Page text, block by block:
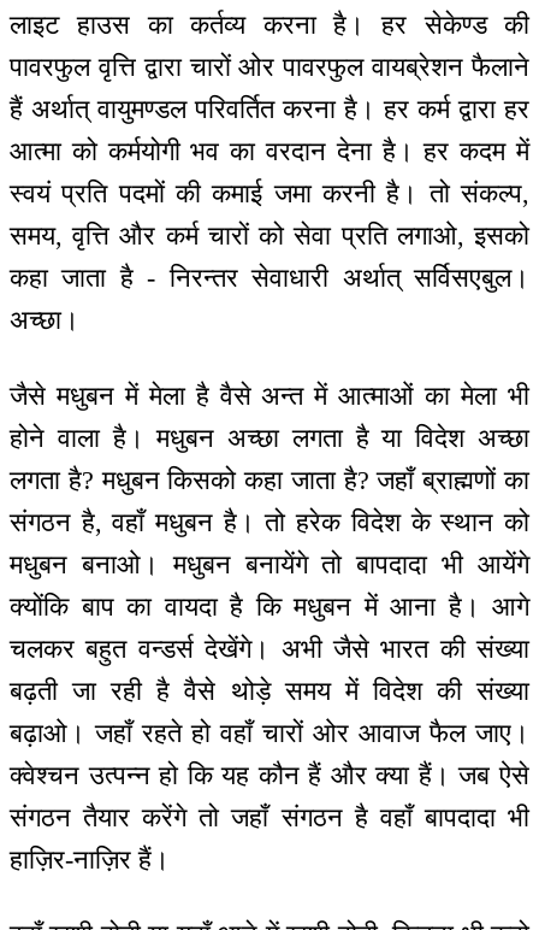
लाइट हाउस का कर्तव्य करना है। हर सेकेण्ड की
पावरफुल वृत्ति द्वारा चारों ओर पावरफुल वायब्रेशन फैलाने
हैं अर्थात् वायुमण्डल परिवर्तित करना है। हर कर्म द्वारा हर
आत्मा को कर्मयोगी भव का वरदान देना है। हर कदम में
स्वयं प्रति पदमों की कमाई जमा करनी है। तो संकल्प,
समय, वृत्ति और कर्म चारों को सेवा प्रति लगाओ, इसको
कहा जाता है - निरन्तर सेवाधारी अर्थात् सर्विसएबुल।
अच्छा।
जैसे मधुबन में मेला है वैसे अन्त में आत्माओं का मेला भी
होने वाला है। मधुबन अच्छा लगता है या विदेश अच्छा
लगता है? मधुबन किसको कहा जाता है? जहाँ ब्राह्मणों का
संगठन है, वहाँ मधुबन है। तो हरेक विदेश के स्थान को
मधुबन बनाओ। मधुबन बनायेंगे तो बापदादा भी आयेंगे
क्योंकि बाप का वायदा है कि मधुबन में आना है। आगे
चलकर बहुत वन्डर्स देखेंगे। अभी जैसे भारत की संख्या
बढ़ती जा रही है वैसे थोड़े समय में विदेश की संख्या
बढ़ाओ। जहाँ रहते हो वहाँ चारों ओर आवाज फैल जाए।
क्वेश्चन उत्पन्न हो कि यह कौन हैं और क्या हैं। जब ऐसे
संगठन तैयार करेंगे तो जहाँ संगठन है वहाँ बापदादा भी
हाज़िर-नाज़िर हैं।